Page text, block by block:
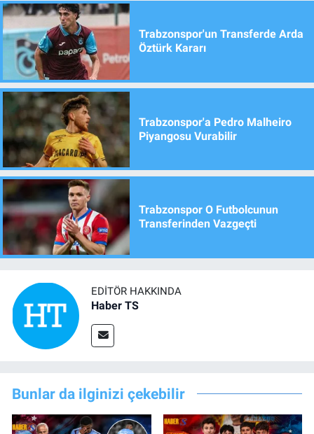
Trabzonspor'un Transferde Arda
Öztürk Kararı
Trabzonspor'a Pedro Malheiro
Piyangosu Vurabilir
Trabzonspor O Futbolcunun
Transferinden Vazgeçti
EDITÖR HAKKINDA
Haber TS
Bunlar da ilginizi çekebilir